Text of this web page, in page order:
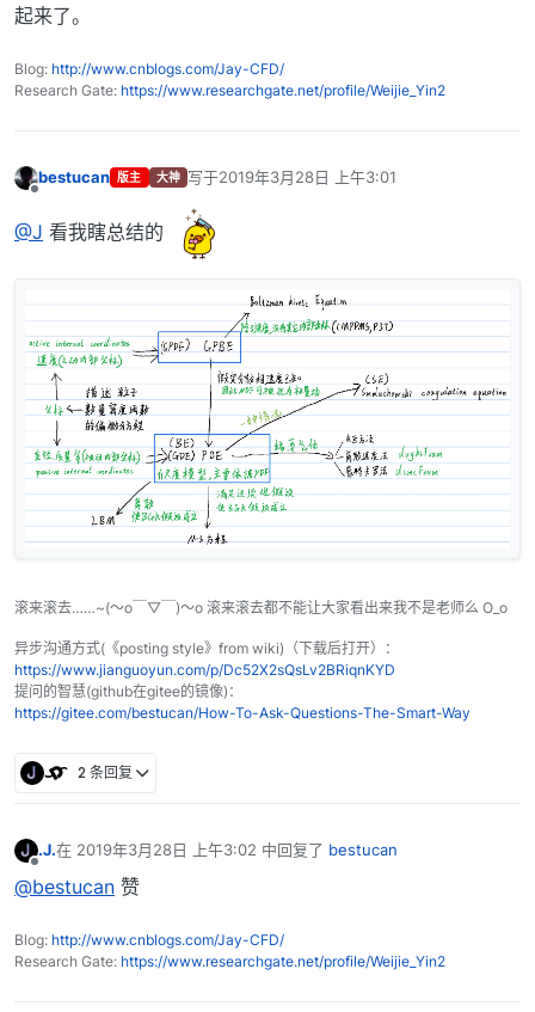
起来了。
Blog: http://www.cnblogs.com/Jay-CFD/
Research Gate: https://www.researchgate.net/profile/Weijie_Yin2
bestucan 版主 大神 写于2019年3月28日 上午3:01
最后由 编辑
@J 看我瞎总结的
滚来滚去……~(～o￣▽￣)～o 滚来滚去都不能让大家看出来我不是老师么 O_o
异步沟通方式(《posting style》from wiki)（下载后打开）：
https://www.jianguoyun.com/p/Dc52X2sQsLv2BRiqnKYD
提问的智慧(github在gitee的镜像)：
https://gitee.com/bestucan/How-To-Ask-Questions-The-Smart-Way
2 条回复
.J.在 2019年3月28日 上午3:02 中回复了 bestucan
最后由 编辑
@bestucan 赞
Blog: http://www.cnblogs.com/Jay-CFD/
Research Gate: https://www.researchgate.net/profile/Weijie_Yin2